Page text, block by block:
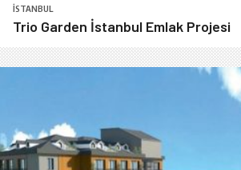
İSTANBUL
Trio Garden İstanbul Emlak Projesi